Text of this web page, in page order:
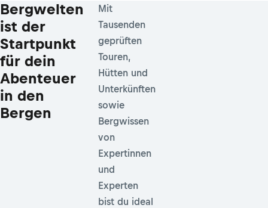
Bergwelten
ist der
Startpunkt
für dein
Abenteuer
in den
Bergen
Mit
Tausenden
geprüften
Touren,
Hütten und
Unterkünften
sowie
Bergwissen
von
Expertinnen
und
Experten
bist du ideal